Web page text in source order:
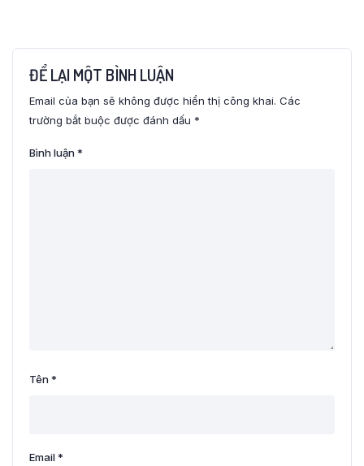
ĐỂ LẠI MỘT BÌNH LUẬN
Email của bạn sẽ không được hiển thị công khai. Các
trường bắt buộc được đánh dấu *
Bình luận*
Tên*
Email*